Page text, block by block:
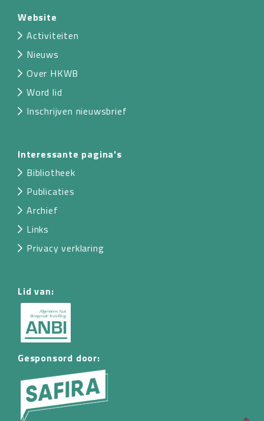
Website
Activiteiten
Nieuws
Over HKWB
Word lid
Inschrijven nieuwsbrief
Interessante pagina's
Bibliotheek
Publicaties
Archief
Links
Privacy verklaring
Lid van:
Gesponsord door: